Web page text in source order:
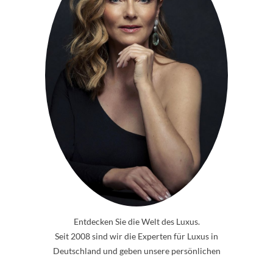
Entdecken Sie die Welt des Luxus.
Seit 2008 sind wir die Experten für Luxus in
Deutschland und geben unsere persönlichen